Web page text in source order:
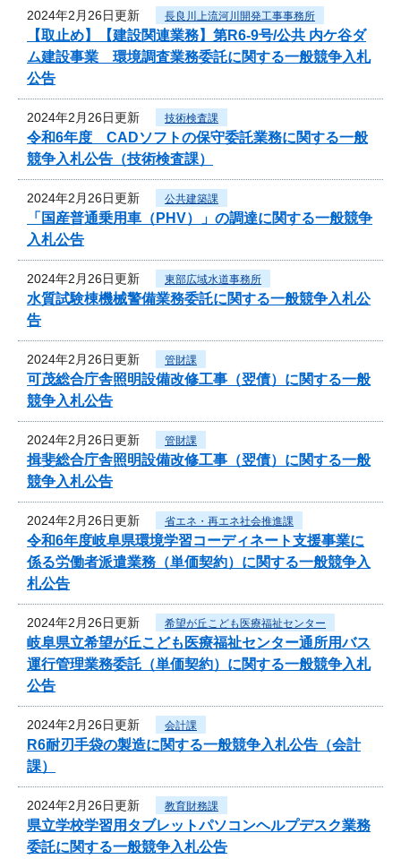
2024年2月26日更新 長良川上流河川開発工事事務所
【取止め】【建設関連業務】第R6-9号/公共 内ケ谷ダ
ム建設事業 環境調査業務委託に関する一般競争入札
公告
2024年2月26日更新 技術検査課
令和6年度 CADソフトの保守委託業務に関する一般
競争入札公告（技術検査課）
2024年2月26日更新 公共建築課
「国産普通乗用車（PHV）」の調達に関する一般競争
入札公告
2024年2月26日更新 東部広域水道事務所
水質試験棟機械警備業務委託に関する一般競争入札公
告
2024年2月26日更新 管財課
可茂総合庁舎照明設備改修工事（翌債）に関する一般
競争入札公告
2024年2月26日更新 管財課
揖斐総合庁舎照明設備改修工事（翌債）に関する一般
競争入札公告
2024年2月26日更新 省エネ・再エネ社会推進課
令和6年度岐阜県環境学習コーディネート支援事業に
係る労働者派遣業務（単価契約）に関する一般競争入
札公告
2024年2月26日更新 希望が丘こども医療福祉センター
岐阜県立希望が丘こども医療福祉センター通所用バス
運行管理業務委託（単価契約）に関する一般競争入札
公告
2024年2月26日更新 会計課
R6耐刃手袋の製造に関する一般競争入札公告（会計
課）
2024年2月26日更新 教育財務課
県立学校学習用タブレットパソコンヘルプデスク業務
委託に関する一般競争入札公告